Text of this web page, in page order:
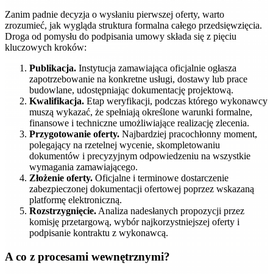
Zanim padnie decyzja o wysłaniu pierwszej oferty, warto
zrozumieć, jak wygląda struktura formalna całego przedsięwzięcia.
Droga od pomysłu do podpisania umowy składa się z pięciu
kluczowych kroków:
Publikacja. Instytucja zamawiająca oficjalnie ogłasza
zapotrzebowanie na konkretne usługi, dostawy lub prace
budowlane, udostępniając dokumentację projektową.
Kwalifikacja. Etap weryfikacji, podczas którego wykonawcy
muszą wykazać, że spełniają określone warunki formalne,
finansowe i techniczne umożliwiające realizację zlecenia.
Przygotowanie oferty. Najbardziej pracochłonny moment,
polegający na rzetelnej wycenie, skompletowaniu
dokumentów i precyzyjnym odpowiedzeniu na wszystkie
wymagania zamawiającego.
Złożenie oferty. Oficjalne i terminowe dostarczenie
zabezpieczonej dokumentacji ofertowej poprzez wskazaną
platformę elektroniczną.
Rozstrzygnięcie. Analiza nadesłanych propozycji przez
komisję przetargową, wybór najkorzystniejszej oferty i
podpisanie kontraktu z wykonawcą.
A co z procesami wewnętrznymi?